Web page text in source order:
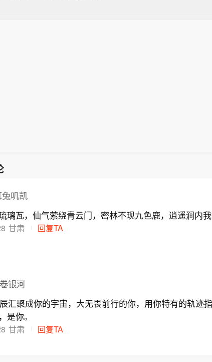
叽凯
璃瓦，仙气萦绕青云门，密林不现九色鹿，逍遥涧内我
甘肃 回复TA
银河
汇聚成你的宇宙，大无畏前行的你，用你特有的轨迹
是你。
甘肃 回复TA